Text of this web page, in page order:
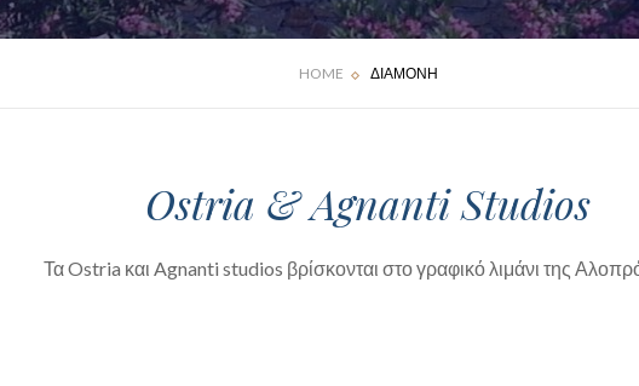
HOME ΔΙΑΜΟΝΗ
Ostria & Agnanti Studios
Τα Ostria και Agnanti studios βρίσκονται στο γραφικό λιμάνι της